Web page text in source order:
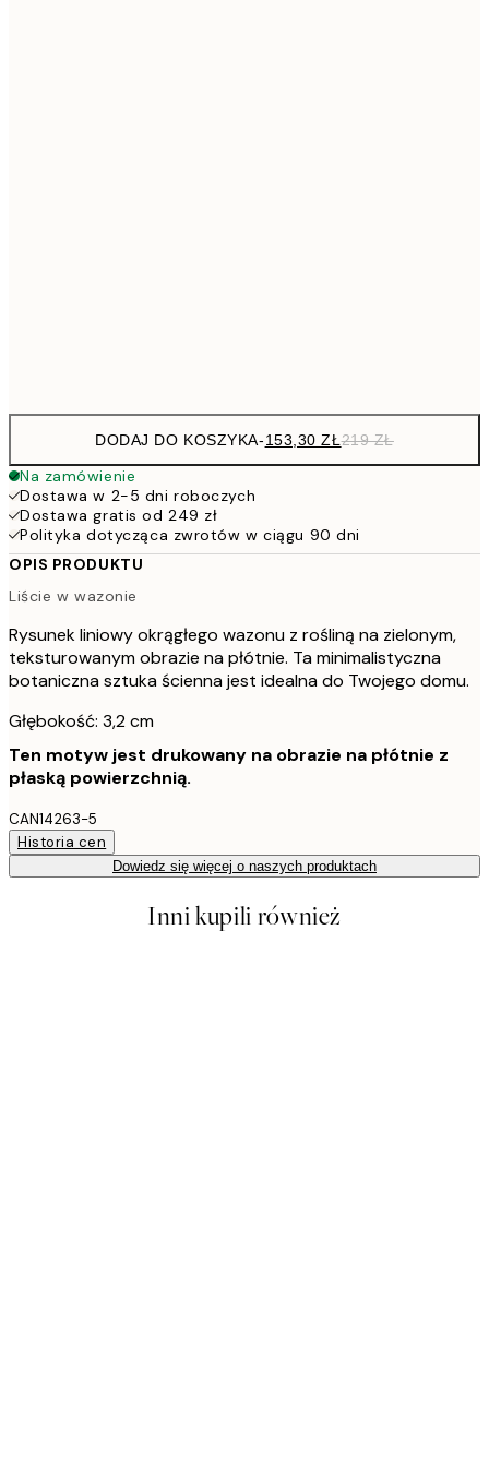
DODAJ DO KOSZYKA-153,30 ZŁ219 ZŁ
Na zamówienie
Dostawa w 2-5 dni roboczych
Dostawa gratis od 249 zł
Polityka dotycząca zwrotów w ciągu 90 dni
OPIS PRODUKTU
Liście w wazonie
Rysunek liniowy okrągłego wazonu z rośliną na zielonym,
teksturowanym obrazie na płótnie. Ta minimalistyczna
botaniczna sztuka ścienna jest idealna do Twojego domu.
Głębokość: 3,2 cm
Ten motyw jest drukowany na obrazie na płótnie z
płaską powierzchnią.
CAN14263-5
Historia cen
Dowiedz się więcej o naszych produktach
Inni kupili również